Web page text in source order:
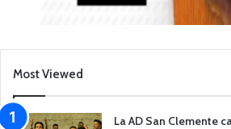
Most Viewed
La AD San Clemente